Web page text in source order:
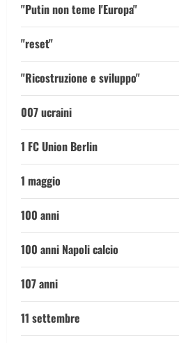
"Putin non teme l'Europa"
"reset"
"Ricostruzione e sviluppo"
007 ucraini
1 FC Union Berlin
1 maggio
100 anni
100 anni Napoli calcio
107 anni
11 settembre